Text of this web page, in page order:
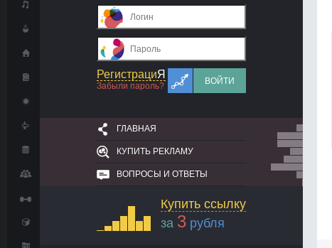
РегистрациЯ
Забыли пароль?
ВОЙТИ
ГЛАВНАЯ
КУПИТЬ РЕКЛАМУ
ВОПРОСЫ И ОТВЕТЫ
Купить ссылку
за 3 рубля